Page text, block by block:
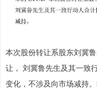
本次股份转让系股东刘冀
让， 刘冀鲁先生及其一致
变化，不涉及向市场减持